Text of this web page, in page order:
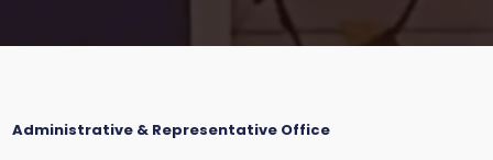
Administrative & Representative Office